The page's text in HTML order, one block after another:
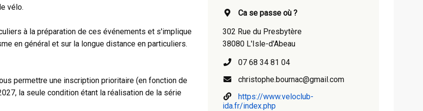
vélo.
à la préparation de ces événements et s'implique
en général et sur la longue distance en particuliers.
permettre une inscription prioritaire (en fonction de
la seule condition étant la réalisation de la série
Ca se passe où ?
302 Rue du Presbytère
38080 L'Isle-d'Abeau
07 68 34 81 04
christophe.bournac@gmail.com
https://www.veloclub-
ida.fr/index.php